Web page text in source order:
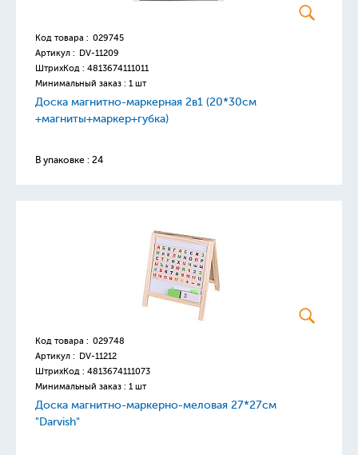
Код товара : 029745
Артикул : DV-11209
ШтрихКод : 4813674111011
Минимальный заказ : 1 шт
Доска магнитно-маркерная 2в1 (20*30см
+магниты+маркер+губка)
В упаковке : 24
Код товара : 029748
Артикул : DV-11212
ШтрихКод : 4813674111073
Минимальный заказ : 1 шт
Доска магнитно-маркерно-меловая 27*27см
"Darvish"